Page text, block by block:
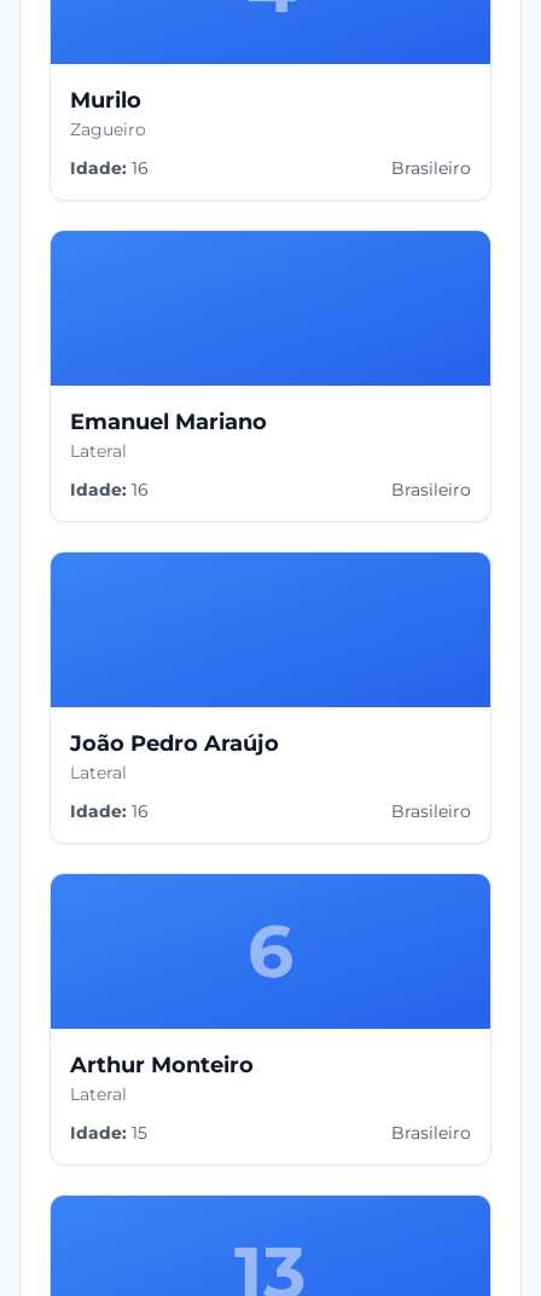
Murilo
Zagueiro
Idade: 16 Brasileiro
Emanuel Mariano
Lateral
Idade: 16 Brasileiro
João Pedro Araújo
Lateral
Idade: 16 Brasileiro
6
Arthur Monteiro
Lateral
Idade: 15 Brasileiro
13